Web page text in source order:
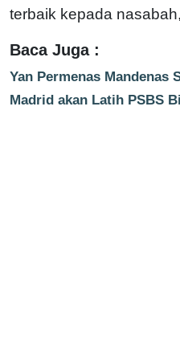
terbaik kepada
Baca Juga :
Yan Permenas Mandenas
Madrid akan Latih PSBS